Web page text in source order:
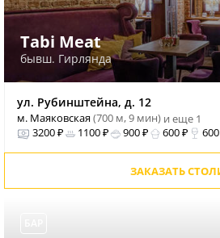
Tabi Meat
бывш. Гирлянда
ул. Рубинштейна, д. 12
м. Маяковская(700 м, 9 мин) и еще 1
3200 ₽
1100 ₽ 900 ₽ 600 ₽
ЗАКАЗАТЬ